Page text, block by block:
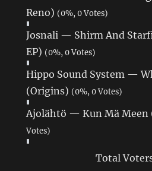
Reno) (0%, 0 Votes)
Josnali — Shirm And
EP) (0%, 0 Votes)
Hippo Sound System —
(Origins) (0%, 0 Votes)
Ajolähtö — Kun Mä Meen
Votes)
Total